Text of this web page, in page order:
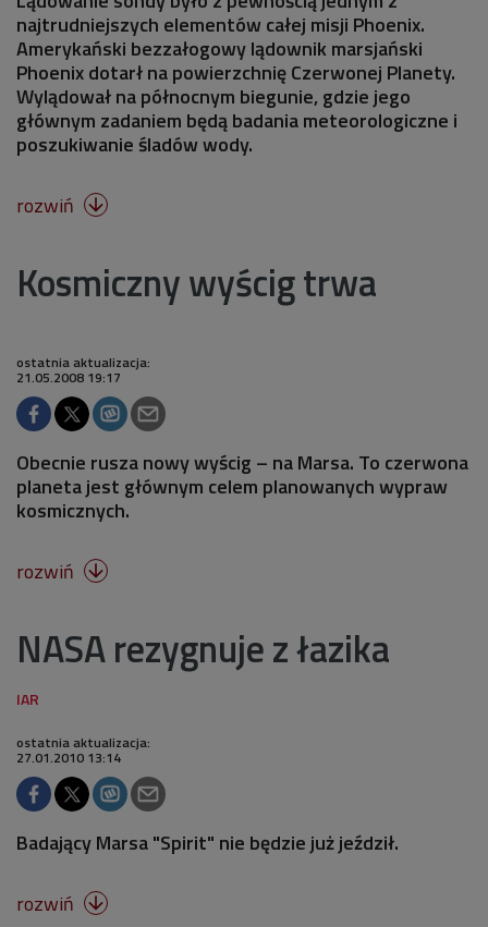
najtrudniejszych elementów całej misji Phoenix.
Amerykański bezzałogowy lądownik marsjański
Phoenix dotarł na powierzchnię Czerwonej Planety.
Wylądował na północnym biegunie, gdzie jego
głównym zadaniem będą badania meteorologiczne i
poszukiwanie śladów wody.
rozwiń 
Kosmiczny wyścig trwa
ostatnia aktualizacja:
21.05.2008 19:17
Obecnie rusza nowy wyścig – na Marsa. To czerwona
planeta jest głównym celem planowanych wypraw
kosmicznych.
rozwiń 
NASA rezygnuje z łazika
ostatnia aktualizacja:
27.01.2010 13:14
Badający Marsa "Spirit" nie będzie już jeździł.
rozwiń 